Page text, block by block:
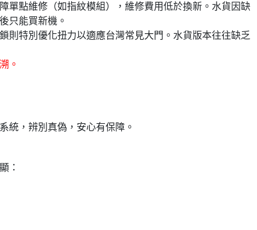
單點維修（如指紋模組），維修費用低於換新。水貨因缺
只能買新機。
則特別優化扭力以適應台灣常見大門。水貨版本往往缺乏
。
統，辨別真偽，安心有保障。
：